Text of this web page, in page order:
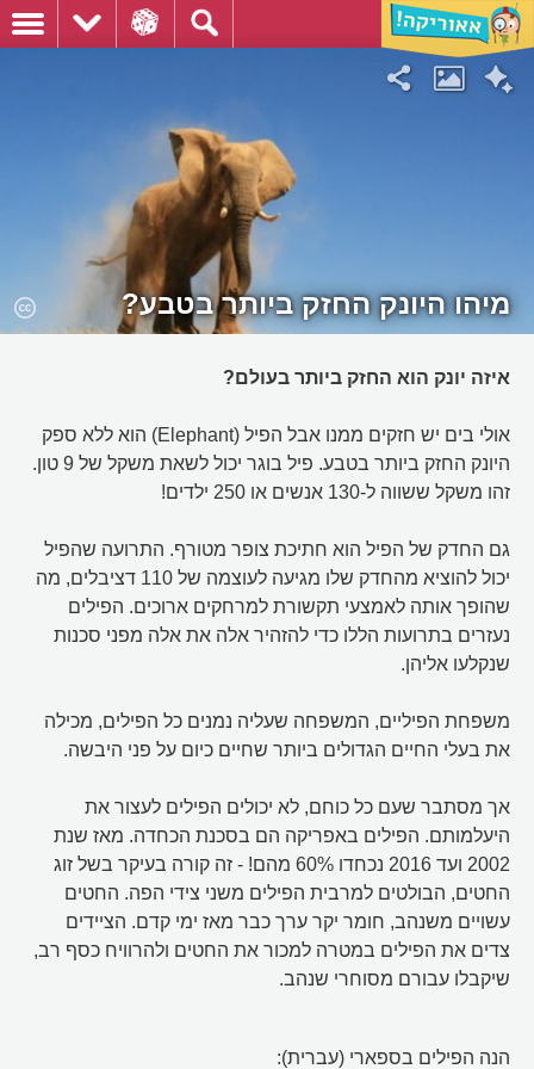
מיהו היונק החזק ביותר בטבע?
איזה יונק הוא החזק ביותר בעולם?
אולי בים יש חזקים ממנו אבל הפיל (Elephant) הוא ללא ספק
היונק החזק ביותר בטבע. פיל בוגר יכול לשאת משקל של 9 טון.
זהו משקל ששווה ל-130 אנשים או 250 ילדים!
גם החדק של הפיל הוא חתיכת צופר מטורף. התרועה שהפיל
יכול להוציא מהחדק שלו מגיעה לעוצמה של 110 דציבלים, מה
שהופך אותה לאמצעי תקשורת למרחקים ארוכים. הפילים
נעזרים בתרועות הללו כדי להזהיר אלה את אלה מפני סכנות
שנקלעו אליהן.
משפחת הפיליים, המשפחה שעליה נמנים כל הפילים, מכילה
את בעלי החיים הגדולים ביותר שחיים כיום על פני היבשה.
אך מסתבר שעם כל כוחם, לא יכולים הפילים לעצור את
היעלמותם. הפילים באפריקה הם בסכנת הכחדה. מאז שנת
2002 ועד 2016 נכחדו 60% מהם! - זה קורה בעיקר בשל זוג
החטים, הבולטים למרבית הפילים משני צידי הפה. החטים
עשויים משנהב, חומר יקר ערך כבר מאז ימי קדם. הציידים
צדים את הפילים במטרה למכור את החטים ולהרוויח כסף רב,
שיקבלו עבורם מסוחרי שנהב.
הנה הפילים בספארי (עברית):